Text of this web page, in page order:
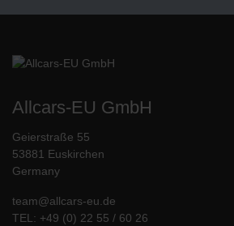
Allcars-EU GmbH
Geierstraße 55
53881 Euskirchen
Germany
team@allcars-eu.de
TEL: +49 (0) 22 55 / 60 26